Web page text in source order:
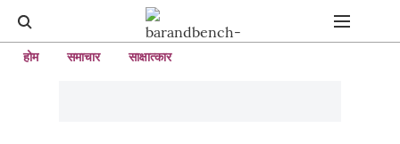
होम समाचार साक्षात्कार